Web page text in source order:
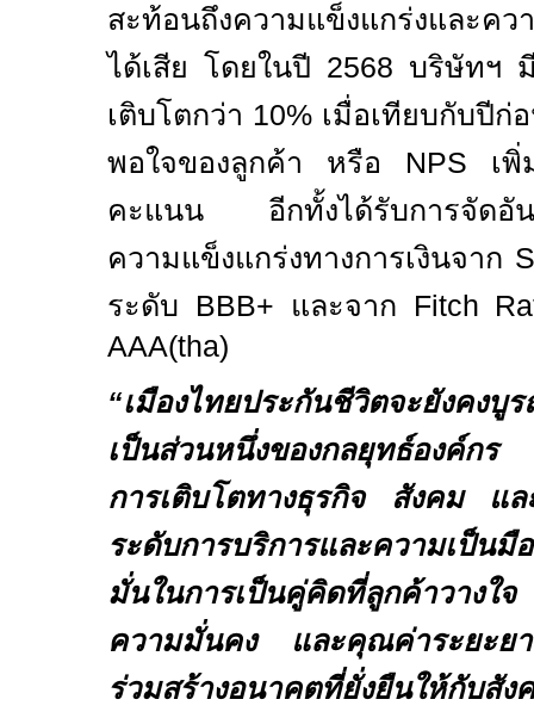
สะท้อนถึงความแข็งแกร่งและคว
ได้เสีย โดยในปี 2568 บริษัทฯ
เติบโตกว่า 10% เมื่อเทียบกับปีก่
พอใจของลูกค้า หรือ NPS เ
คะแนน อีกทั้งได้รับการจัดอัน
ความแข็งแกร่งทางการเงินจาก
ระดับ BBB+ และจาก Fitch
AAA(tha)
“เมืองไทยประกันชีวิตจะยังค
เป็นส่วนหนึ่งของกลยุทธ์องค์กร
การเติบโตทางธุรกิจ สังคม แ
ระดับการบริการและความเป็น
มั่นในการเป็นคู่คิดที่ลูกค้าวาง
ความมั่นคง และคุณค่าระยะย
ร่วมสร้างอนาคตที่ยั่งยืนให้กับ